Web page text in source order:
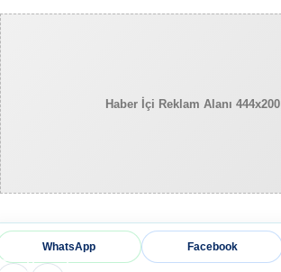
Haber İçi Reklam Alanı 444x200
WhatsApp Facebook